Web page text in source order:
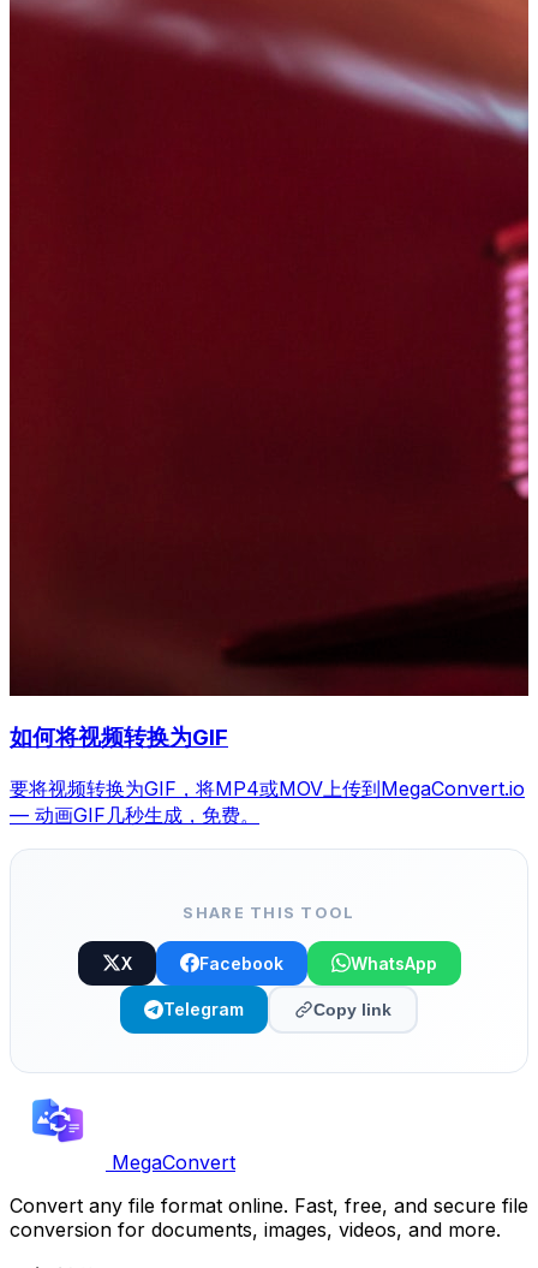
如何将视频转换为GIF
要将视频转换为GIF，将MP4或MOV上传到MegaConvert.io
— 动画GIF几秒生成，免费。
SHARE THIS TOOL
X Facebook WhatsApp
Telegram Copy link
MegaConvert
Convert any file format online. Fast, free, and secure file
conversion for documents, images, videos, and more.